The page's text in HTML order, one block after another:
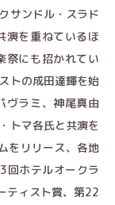
サンドル・スラド
演を重ねているほ
祭にも招かれてい
トの成田達輝を始
ヴラミ、神尾真由
トマ各氏と共演を
をリリース、各地
回ホテルオークラ
ティスト賞、第22